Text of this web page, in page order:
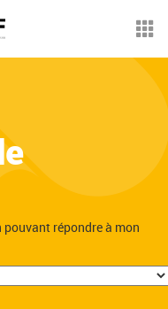
répondre à mon